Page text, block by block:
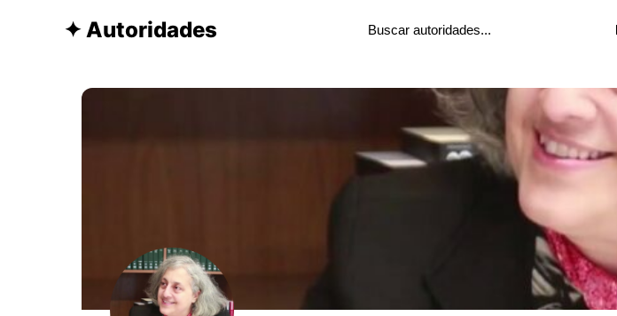
✦ Autoridades